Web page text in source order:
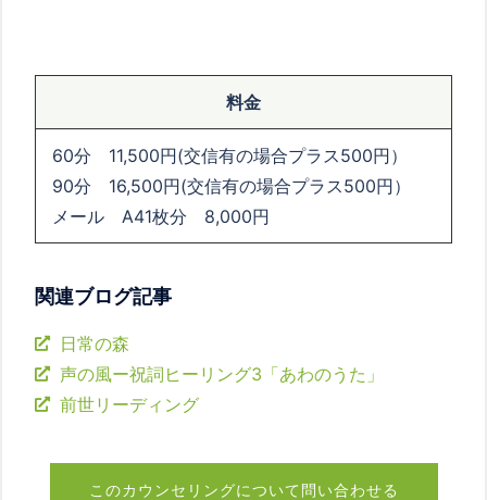
料金
60分 11,500円(交信有の場合プラス500円）
90分 16,500円(交信有の場合プラス500円）
メール A41枚分 8,000円
関連ブログ記事
日常の森
声の風ー祝詞ヒーリング3「あわのうた」
前世リーディング
このカウンセリングについて問い合わせる